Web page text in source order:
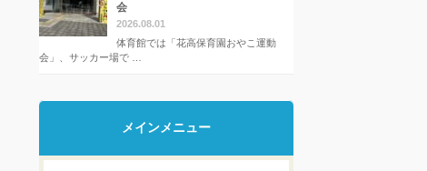
会
2026.08.01
体育館では「花高保育園おやこ運動
会」、サッカー場で …
メインメニュー